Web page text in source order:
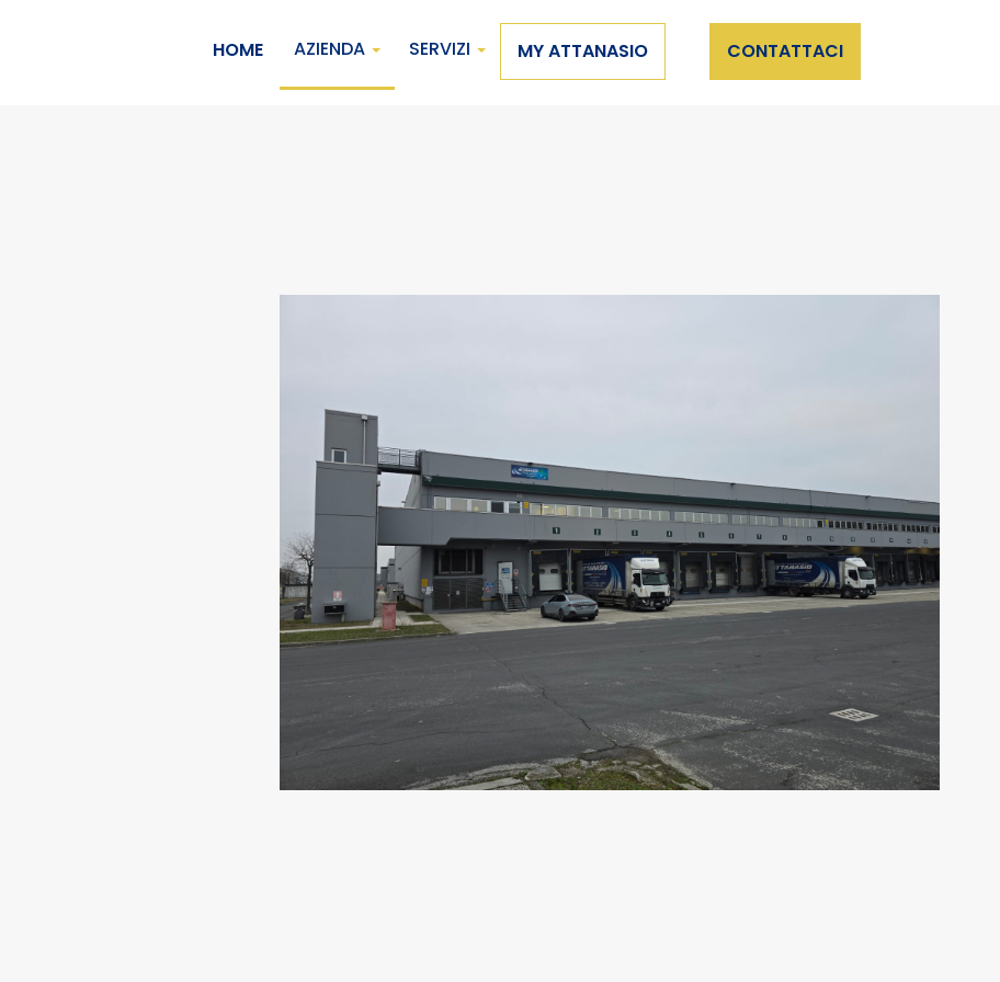
HOME AZIENDA SERVIZI MY ATTANASIO CONTATTACI
CONTATTACI